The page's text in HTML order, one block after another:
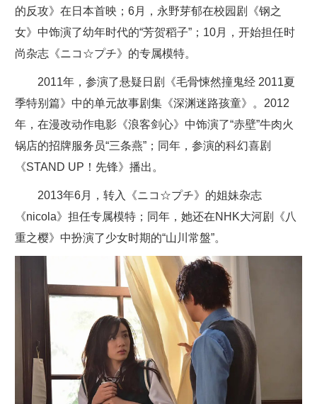
的反攻》在日本首映；6月，永野芽郁在校园剧《钢之
女》中饰演了幼年时代的“芳贺稻子”；10月，开始担任时
尚杂志《ニコ☆プチ》的专属模特。
2011年，参演了悬疑日剧《毛骨悚然撞鬼经 2011夏
季特别篇》中的单元故事剧集《深渊迷路孩童》。2012
年，在漫改动作电影《浪客剑心》中饰演了“赤壁”牛肉火
锅店的招牌服务员“三条燕”；同年，参演的科幻喜剧
《STAND UP！先锋》播出。
2013年6月，转入《ニコ☆プチ》的姐妹杂志
《nicola》担任专属模特；同年，她还在NHK大河剧《八
重之樱》中扮演了少女时期的“山川常盤”。